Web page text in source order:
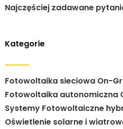
Najczęściej zadawane
Kategorie
Fotowoltaika sieciowa On-
Fotowoltaika autonomiczna
Systemy Fotowoltaiczne
Oświetlenie solarne i